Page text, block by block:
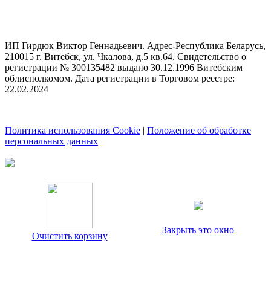
ИП Гирдюк Виктор Геннадьевич. Адрес-Республика Беларусь,
210015 г. Витебск, ул. Чкалова, д.5 кв.64. Свидетельство о
регистрации № 300135482 выдано 30.12.1996 Витебским
облисполкомом. Дата регистрации в Торговом реестре:
22.02.2024
Политика использования Cookie | Положение об обработке
персональных данных
Очистить корзину
Закрыть это окно